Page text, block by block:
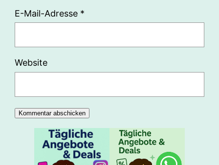
E-Mail-Adresse *
Website